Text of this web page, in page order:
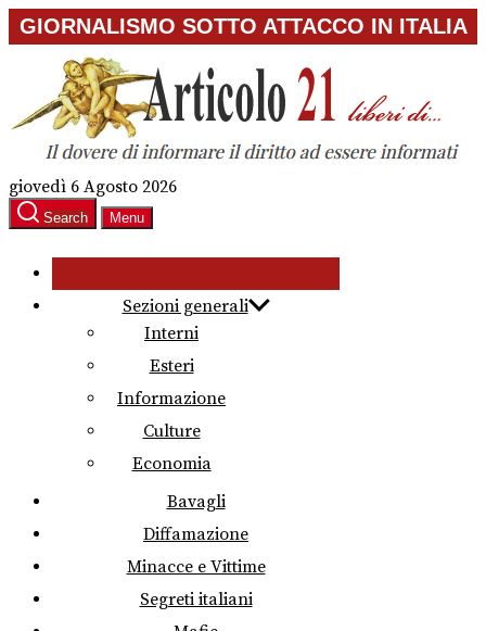
Skip
to
content
GIORNALISMO SOTTO ATTACCO IN ITALIA
giovedì 6 Agosto 2026
Search Menu
Sezioni generali
Interni
Esteri
Informazione
Culture
Economia
Bavagli
Diffamazione
Minacce e Vittime
Segreti italiani